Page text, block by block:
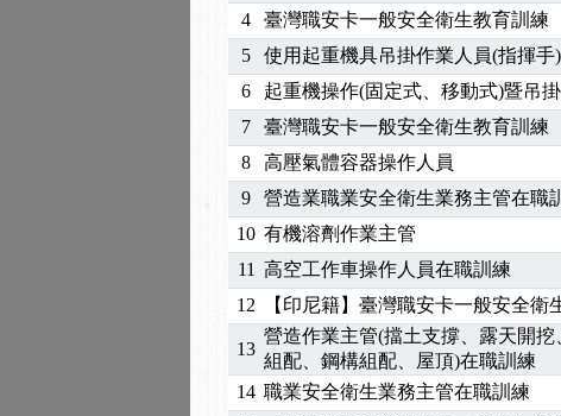
2026/07/08【中心公告】因應颱風來襲
2026/05/06【產業人才投資】06/03-06/
2026/04/24【製程安全評估人員】開課囉
2025/11/11【中心公告】颱風假11/12停
2025/11/10 【中心公告】因應颱風來襲
2025/10/30【進修課程】2026年，課程意
2025/08/20【進修課程】SDS格式百百
2025/08/12【中心公告】因應颱風來襲
2025/07/06【中心公告】颱風假114/07/
2025/06/06【進修課程】～～前導課程
2025/05/29 【進修課程】前導課程推出
2025/04/28【進修課程】要怎麼進修自
2025/01/21「高壓氣體製造安全主任」
訓測驗
2025/01/15【線上課程】碳中和核心職
4 臺灣職安卡一般安全衛生教育訓練
5 使用起重機具吊掛作業人員(指揮手)
6 起重機操作(固定式、移動式)暨吊
7 臺灣職安卡一般安全衛生教育訓練
8 高壓氣體容器操作人員
9 營造業職業安全衛生業務主管在職
10 有機溶劑作業主管
11 高空工作車操作人員在職訓練
12 【印尼籍】臺灣職安卡一般安全衛
13
營造作業主管(擋土支撐、露天開
組配、鋼構組配、屋頂)在職訓練
14 職業安全衛生業務主管在職訓練